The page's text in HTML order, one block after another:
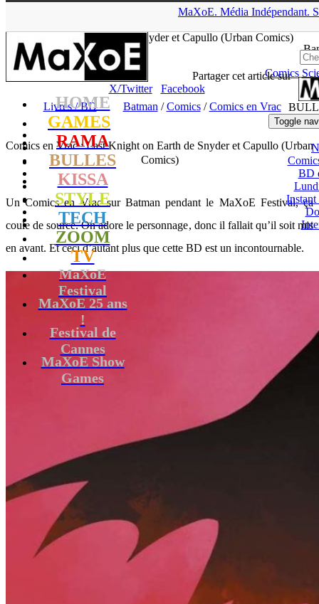
MaXoE. Média Indépendant.
HOME
GAMES
RAMA
BULLES
KISSA
STYLE
TECH
ZOOM
TV
MaXoE
Festival
MaXoE 25 ans
!
Festival de
Cannes
MaXoE Show
Games
Comics
Toggle
BD
Instant
Last Knight on Earth de Snyder et Capullo (Urban Comics)
Partager cet article sur
X/Twitter
Facebook
Livres / BD
Batman /Comics/Comics en Vrac
Comics en Vrac : Last Knight on Earth de Snyder et Capullo (Urban
Comics)
Un Comics en Vrac sur Batman pendant le MaXoE Festival, ça
coule de source. On adore le personnage, donc il fallait qu’il soit mis
en avant. Et ceci d’autant plus que cette BD est un incontournable.